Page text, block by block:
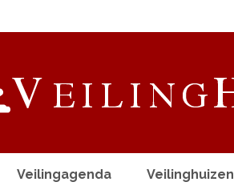
Veilingagenda Veilinghuizen